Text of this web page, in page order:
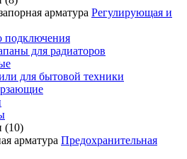
Регулирующая и
подключения
для радиаторов
для бытовой техники
(10)
Предохранительная